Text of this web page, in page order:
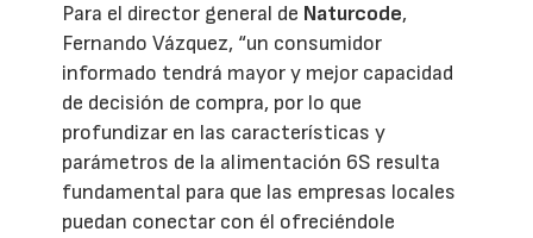
Para el director general de Naturcode,
Fernando Vázquez, “un consumidor
informado tendrá mayor y mejor capacidad
de decisión de compra, por lo que
profundizar en las características y
parámetros de la alimentación 6S resulta
fundamental para que las empresas locales
puedan conectar con él ofreciéndole